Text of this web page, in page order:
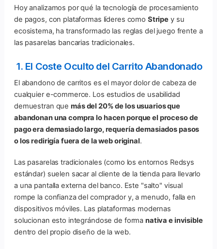
Hoy analizamos por qué la tecnología de procesamiento
de pagos, con plataformas líderes como Stripe y su
ecosistema, ha transformado las reglas del juego frente a
las pasarelas bancarias tradicionales.
1. El Coste Oculto del Carrito Abandonado
El abandono de carritos es el mayor dolor de cabeza de
cualquier e-commerce. Los estudios de usabilidad
demuestran quemás del 20% de los usuarios que
abandonan una compra lo hacen porque el proceso de
pago era demasiado largo, requería demasiados pasos
o los redirigía fuera de la web original.
Las pasarelas tradicionales (como los entornos Redsys
estándar) suelen sacar al cliente de la tienda para llevarlo
a una pantalla externa del banco. Este "salto" visual
rompe la confianza del comprador y, a menudo, falla en
dispositivos móviles. Las plataformas modernas
solucionan esto integrándose de forma nativa e invisible
dentro del propio diseño de la web.